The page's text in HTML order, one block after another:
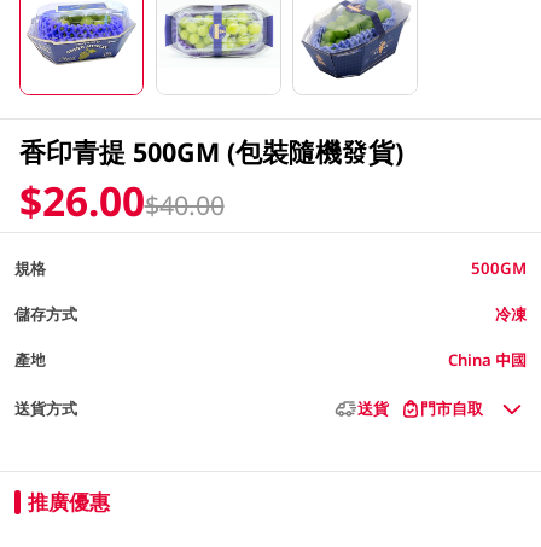
香印青提 500GM (包裝隨機發貨)
$26.00$40.00
規格 500GM
儲存方式 冷凍
產地 China 中國
送貨方式 送貨 門市自取
推廣優惠